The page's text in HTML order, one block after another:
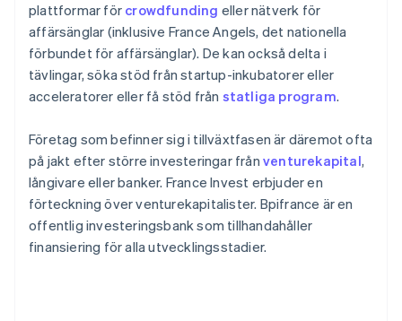
plattformar för crowdfunding eller nätverk för
affärsänglar (inklusive France Angels, det nationella
förbundet för affärsänglar). De kan också delta i
tävlingar, söka stöd från startup-inkubatorer eller
acceleratorer eller få stöd från statliga program.
Företag som befinner sig i tillväxtfasen är däremot ofta
på jakt efter större investeringar från venturekapital,
långivare eller banker. France Invest erbjuder en
förteckning över venturekapitalister. Bpifrance är en
offentlig investeringsbank som tillhandahåller
finansiering för alla utvecklingsstadier.